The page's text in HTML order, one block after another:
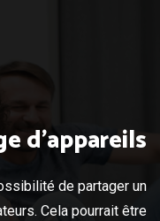
d'appareils
de partager un
Cela pourrait être